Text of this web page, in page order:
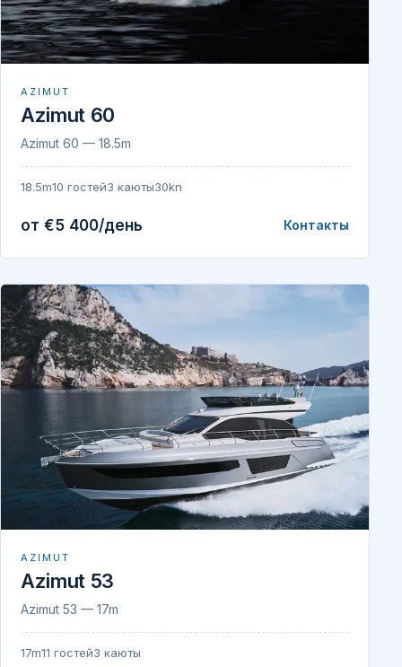
AZIMUT
Azimut 60
Azimut 60 — 18.5m
18.5m10 гостей3 каюты30kn
от €5 400/день Контакты
AZIMUT
Azimut 53
Azimut 53 — 17m
17m11 гостей3 каюты